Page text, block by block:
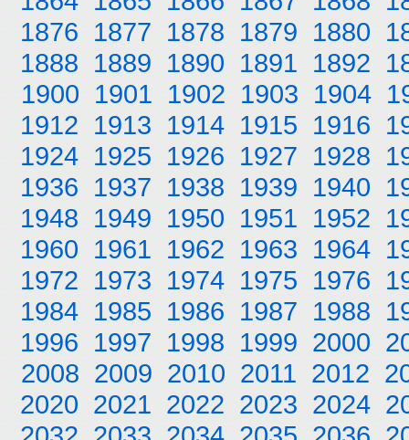
1876 1877 1878 1879 1880
1888 1889 1890 1891 1892
1900 1901 1902 1903 1904
1912 1913 1914 1915 1916
1924 1925 1926 1927 1928
1936 1937 1938 1939 1940
1948 1949 1950 1951 1952
1960 1961 1962 1963 1964
1972 1973 1974 1975 1976
1984 1985 1986 1987 1988
1996 1997 1998 1999 2000
2008 2009 2010 2011 2012
2020 2021 2022 2023 2024